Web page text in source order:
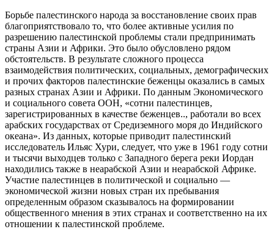
Борьбе палестинского народа за восстановление своих прав
благоприятствовало то, что более активные усилия по
разрешению палестинской проблемы стали предпринимать
страны Азии и Африки. Это было обусловлено рядом
обстоятельств. В результате сложного процесса
взаимодействия политических, социальных, демографических
и прочих факторов палестинские беженцы оказались в самых
разных странах Азии и Африки. По данным Экономического
и социального совета ООН, «сотни палестинцев,
зарегистрированных в качестве беженцев.., работали во всех
арабских государствах от Средиземного моря до Индийского
океана». Из данных, которые приводит палестинский
исследователь Ильяс Хури, следует, что уже в 1961 году сотни
и тысячи выходцев только с Западного берега реки Иордан
находились также в неарабской Азии и неарабской Африке.
Участие палестинцев в политической и социально —
экономической жизни новых стран их пребывания
определенным образом сказывалось на формировании
общественного мнения в этих странах и соответственно на их
отношении к палестинской проблеме.